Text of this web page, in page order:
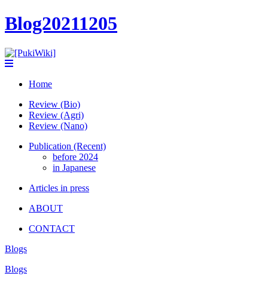
Blog20211205
Home
Review (Bio)
Review (Agri)
Review (Nano)
Publication (Recent)
before 2024
in Japanese
Articles in press
ABOUT
CONTACT
Blogs
Blogs